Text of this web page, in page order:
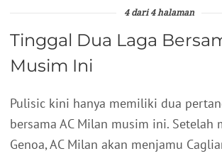
4 dari 4 halaman
Tinggal Dua Laga
Musim Ini
Pulisic kini hanya memiliki dua
bersama AC Milan musim ini. Setelah
Genoa, AC Milan akan menjamu